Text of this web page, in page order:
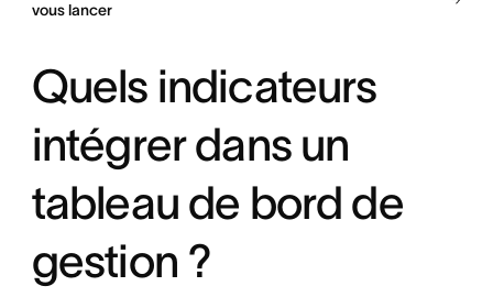
vous lancer
Quels indicateurs
intégrer dans un
tableau de bord de
gestion ?